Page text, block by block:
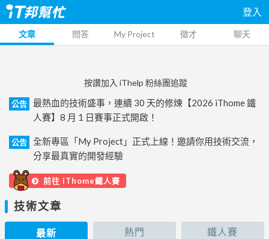
登入
文章 問答 My Project 徵才 聊天
按讚加入 iThelp 粉絲團追蹤
公告
最熱血的技術盛事，連續 30 天的修煉【2026 iThome 鐵
人賽】8 月 1 日賽事正式開啟！
公告
全新專區「My Project」正式上線！邀請你用技術交流，
分享最真實的開發經驗
前往 iThome鐵人賽
技術文章
最新 熱門 鐵人賽